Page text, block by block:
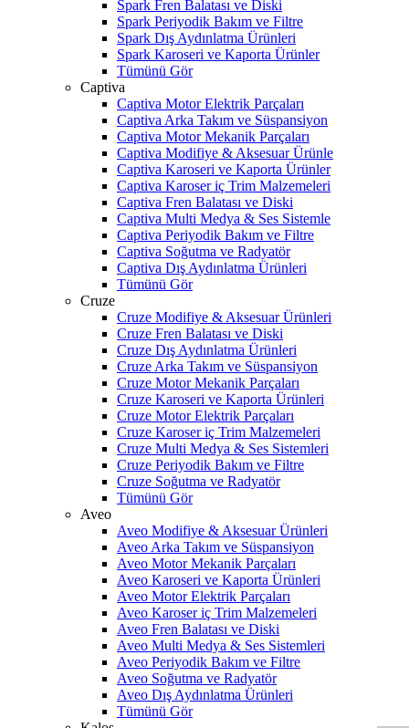
Spark Fren Balatası ve Diski
Spark Periyodik Bakım ve Filtre
Spark Dış Aydınlatma Ürünleri
Spark Karoseri ve Kaporta Ürünler
Tümünü Gör
Captiva
Captiva Motor Elektrik Parçaları
Captiva Arka Takım ve Süspansiyon
Captiva Motor Mekanik Parçaları
Captiva Modifiye & Aksesuar Ürünle
Captiva Karoseri ve Kaporta Ürünler
Captiva Karoser iç Trim Malzemeleri
Captiva Fren Balatası ve Diski
Captiva Multi Medya & Ses Sistemle
Captiva Periyodik Bakım ve Filtre
Captiva Soğutma ve Radyatör
Captiva Dış Aydınlatma Ürünleri
Tümünü Gör
Cruze
Cruze Modifiye & Aksesuar Ürünleri
Cruze Fren Balatası ve Diski
Cruze Dış Aydınlatma Ürünleri
Cruze Arka Takım ve Süspansiyon
Cruze Motor Mekanik Parçaları
Cruze Karoseri ve Kaporta Ürünleri
Cruze Motor Elektrik Parçaları
Cruze Karoser iç Trim Malzemeleri
Cruze Multi Medya & Ses Sistemleri
Cruze Periyodik Bakım ve Filtre
Cruze Soğutma ve Radyatör
Tümünü Gör
Aveo
Aveo Modifiye & Aksesuar Ürünleri
Aveo Arka Takım ve Süspansiyon
Aveo Motor Mekanik Parçaları
Aveo Karoseri ve Kaporta Ürünleri
Aveo Motor Elektrik Parçaları
Aveo Karoser iç Trim Malzemeleri
Aveo Fren Balatası ve Diski
Aveo Multi Medya & Ses Sistemleri
Aveo Periyodik Bakım ve Filtre
Aveo Soğutma ve Radyatör
Aveo Dış Aydınlatma Ürünleri
Tümünü Gör